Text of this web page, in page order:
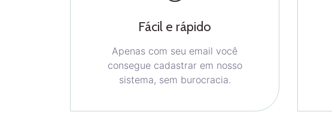
Fácil e rápido
Apenas com seu email você
consegue cadastrar em nosso
sistema, sem burocracia.